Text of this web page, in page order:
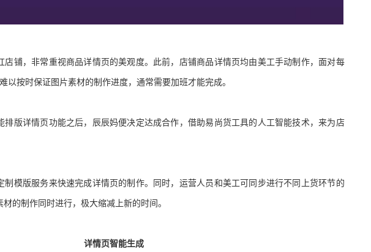
店铺，非常重视商品详情页的美观度。此前，店铺商品详情页均由美工手动制作，面对每
以按时保证图片素材的制作进度，通常需要加班才能完成。
排版详情页功能之后， 辰辰妈便决定达成合作 ， 借助易尚货工具的人工智能技术，来为店
制模版服务来快速完成详情页的制作。同时，运营人员和美工可同步进行不同上货环节的
的制作同时进行，极大缩减上新的时间。
详情页智能生成